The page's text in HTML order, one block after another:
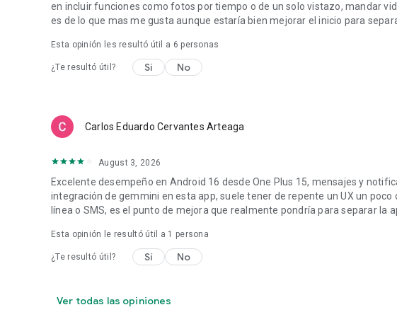
en incluir funciones como fotos por tiempo o de un solo vistazo, mandar
es de lo que mas me gusta aunque estaría bien mejorar el inicio para
Esta opinión les resultó útil a 6 personas
¿Te resultó útil? Sí No
Carlos Eduardo Cervantes Arteaga
August 3, 2026
Excelente desempeño en Android 16 desde One Plus 15, mensajes y
integración de gemmini en esta app, suele tener de repente un UX un
línea o SMS, es el punto de mejora que realmente pondría para separar la
Esta opinión le resultó útil a 1 persona
¿Te resultó útil? Sí No
Ver todas las opiniones